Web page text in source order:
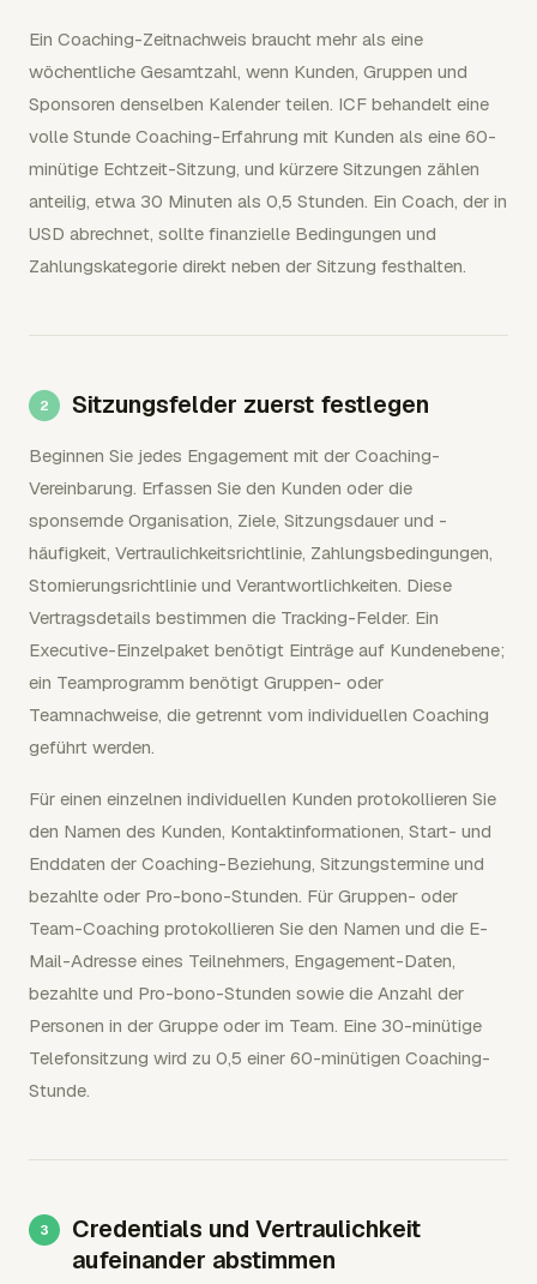
Ein Coaching-Zeitnachweis braucht mehr als eine
wöchentliche Gesamtzahl, wenn Kunden, Gruppen und
Sponsoren denselben Kalender teilen. ICF behandelt eine
volle Stunde Coaching-Erfahrung mit Kunden als eine 60-
minütige Echtzeit-Sitzung, und kürzere Sitzungen zählen
anteilig, etwa 30 Minuten als 0,5 Stunden. Ein Coach, der in
USD abrechnet, sollte finanzielle Bedingungen und
Zahlungskategorie direkt neben der Sitzung festhalten.
Sitzungsfelder zuerst festlegen
Beginnen Sie jedes Engagement mit der Coaching-
Vereinbarung. Erfassen Sie den Kunden oder die
sponsernde Organisation, Ziele, Sitzungsdauer und -
häufigkeit, Vertraulichkeitsrichtlinie, Zahlungsbedingungen,
Stornierungsrichtlinie und Verantwortlichkeiten. Diese
Vertragsdetails bestimmen die Tracking-Felder. Ein
Executive-Einzelpaket benötigt Einträge auf Kundenebene;
ein Teamprogramm benötigt Gruppen- oder
Teamnachweise, die getrennt vom individuellen Coaching
geführt werden.
Für einen einzelnen individuellen Kunden protokollieren Sie
den Namen des Kunden, Kontaktinformationen, Start- und
Enddaten der Coaching-Beziehung, Sitzungstermine und
bezahlte oder Pro-bono-Stunden. Für Gruppen- oder
Team-Coaching protokollieren Sie den Namen und die E-
Mail-Adresse eines Teilnehmers, Engagement-Daten,
bezahlte und Pro-bono-Stunden sowie die Anzahl der
Personen in der Gruppe oder im Team. Eine 30-minütige
Telefonsitzung wird zu 0,5 einer 60-minütigen Coaching-
Stunde.
Credentials und Vertraulichkeit
aufeinander abstimmen